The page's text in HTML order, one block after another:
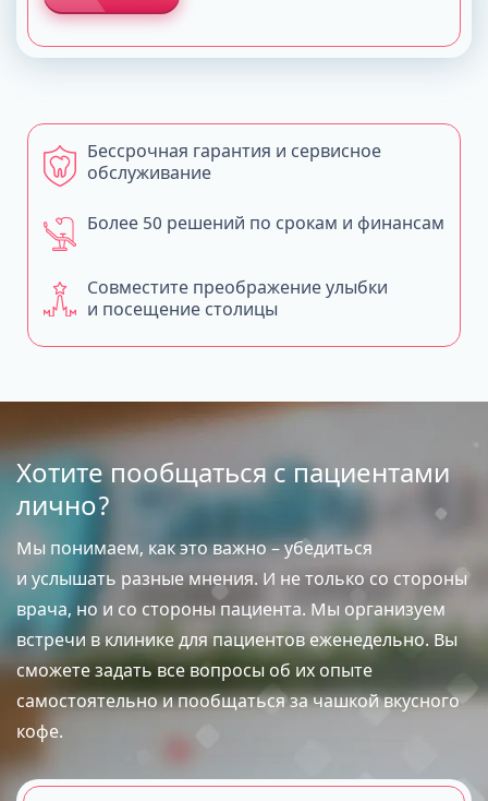
Совместите преображение улыбки
и посещение столицы
Бессрочная гарантия и сервисное
обслуживание
Более 50 решений по срокам и финансам
Хотите пообщаться с пациентами
лично?
Мы понимаем, как это важно – убедиться
и услышать разные мнения. И не только со стороны
врача, но и со стороны пациента. Мы организуем
встречи в клинике для пациентов еженедельно. Вы
сможете задать все вопросы об их опыте
самостоятельно и пообщаться за чашкой вкусного
кофе.